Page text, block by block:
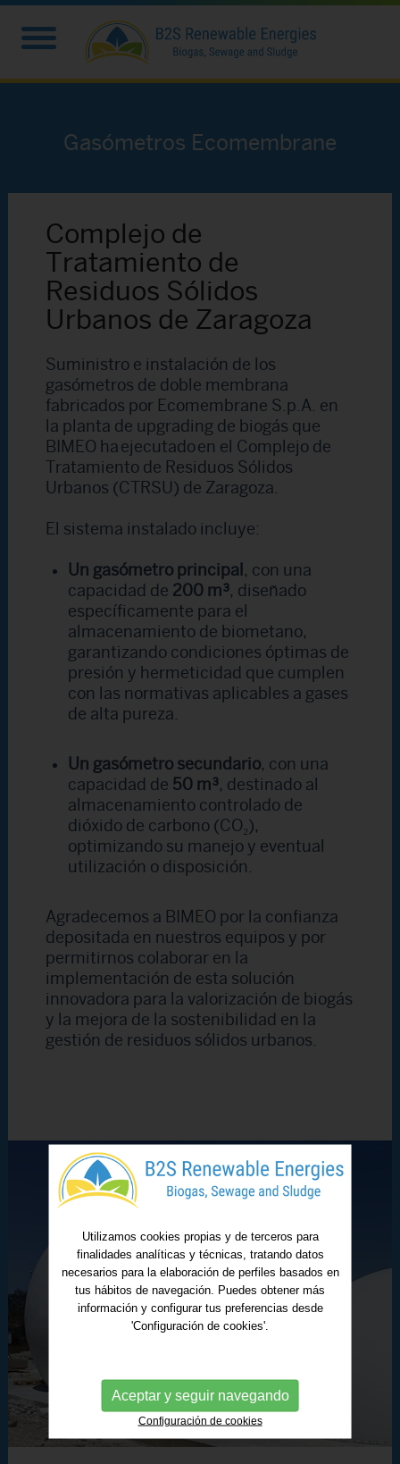
Gasómetros Ecomembrane
Complejo de
Tratamiento de
Residuos Sólidos
Urbanos de Zaragoza
Suministro e instalación de los
gasómetros de doble membrana
fabricados por Ecomembrane S.p.A. en
la planta de upgrading de biogás que
BIMEO ha ejecutado en el Complejo de
Tratamiento de Residuos Sólidos
Urbanos (CTRSU) de Zaragoza.
El sistema instalado incluye:
Un gasómetro principal , con una
capacidad de 200 m³, diseñado
específicamente para el
almacenamiento de biometano,
garantizando condiciones óptimas de
presión y hermeticidad que cumplen
con las normativas aplicables a gases
de alta pureza.
Un gasómetro secundario, con una
capacidad de 50 m³, destinado al
almacenamiento controlado de
dióxido de carbono (CO₂),
optimizando su manejo y eventual
utilización o disposición.
Agradecemos a BIMEO por la confianza
depositada en nuestros equipos y por
permitirnos colaborar en la
implementación de esta solución
innovadora para la valorización de biogás
y la mejora de la sostenibilidad en la
gestión de residuos sólidos urbanos.
Utilizamos cookies propias y de terceros para
finalidades analíticas y técnicas, tratando datos
necesarios para la elaboración de perfiles basados en
tus hábitos de navegación. Puedes obtener más
información y configurar tus preferencias desde
'Configuración de cookies'.
Aceptar y seguir navegando
Configuración de cookies